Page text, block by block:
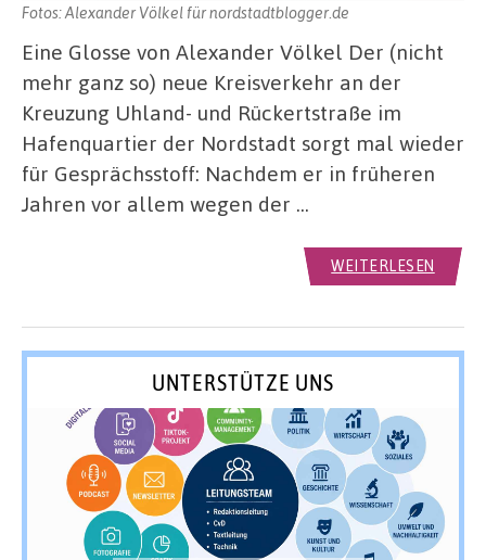
Fotos: Alexander Völkel für nordstadtblogger.de
Eine Glosse von Alexander Völkel Der (nicht
mehr ganz so) neue Kreisverkehr an der
Kreuzung Uhland- und Rückertstraße im
Hafenquartier der Nordstadt sorgt mal wieder
für Gesprächsstoff: Nachdem er in früheren
Jahren vor allem wegen der …
WEITERLESEN
UNTERSTÜTZE UNS